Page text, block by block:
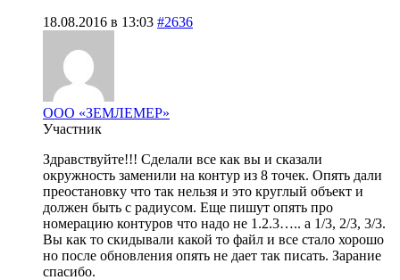
18.08.2016 в 13:03 #2636
ООО «ЗЕМЛЕМЕР»
Участник
Здравствуйте!!! Сделали все как вы и сказали
окружность заменили на контур из 8 точек. Опять дали
преостановку что так нельзя и это круглый объект и
должен быть с радиусом. Еще пишут опять про
номерацию контуров что надо не 1.2.3….. а 1/3, 2/3, 3/3.
Вы как то скидывали какой то файл и все стало хорошо
но после обновления опять не дает так писать. Зарание
спасибо.